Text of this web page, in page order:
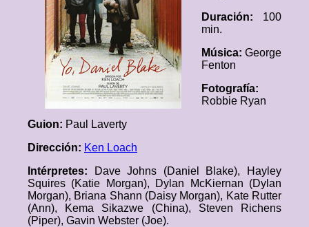
Duración: 100
min.
Música: George
Fenton
Fotografía:
Robbie Ryan
Guion: Paul Laverty
Dirección: Ken Loach
Intérpretes:
Dave Johns (Daniel Blake), Hayley
Squires (Katie Morgan), Dylan McKiernan (Dylan
Morgan), Briana Shann (Daisy Morgan), Kate Rutter
(Ann), Kema Sikazwe (China), Steven Richens
(Piper), Gavin Webster (Joe).